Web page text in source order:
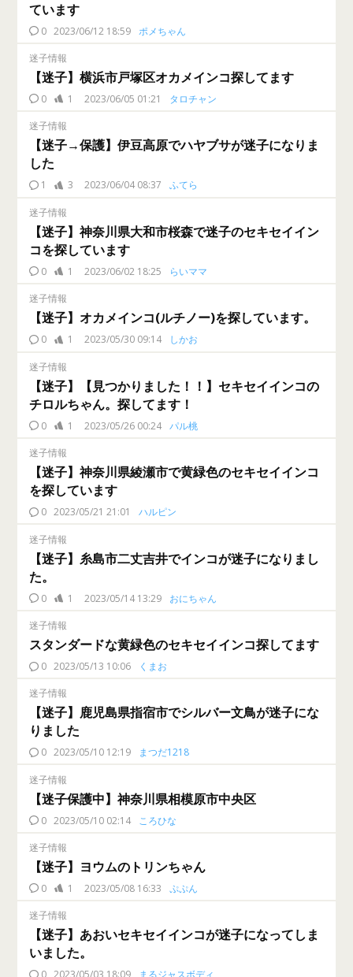
ています
0 2023/06/12 18:59 ポメちゃん
迷子情報
【迷子】横浜市戸塚区オカメインコ探してます
0 1 2023/06/05 01:21 タロチャン
迷子情報
【迷子→保護】伊豆高原でハヤブサが迷子になりま
した
1 3 2023/06/04 08:37 ふてら
迷子情報
【迷子】神奈川県大和市桜森で迷子のセキセイイン
コを探しています
0 1 2023/06/02 18:25 らいママ
迷子情報
【迷子】オカメインコ(ルチノー)を探しています。
0 1 2023/05/30 09:14 しかお
迷子情報
【迷子】【見つかりました！！】セキセイインコの
チロルちゃん。探してます！
0 1 2023/05/26 00:24 パル桃
迷子情報
【迷子】神奈川県綾瀬市で黄緑色のセキセイインコ
を探しています
0 2023/05/21 21:01 ハルピン
迷子情報
【迷子】糸島市二丈吉井でインコが迷子になりまし
た。
0 1 2023/05/14 13:29 おにちゃん
迷子情報
スタンダードな黄緑色のセキセイインコ探してます
0 2023/05/13 10:06 くまお
迷子情報
【迷子】鹿児島県指宿市でシルバー文鳥が迷子にな
りました
0 2023/05/10 12:19 まつだ1218
迷子情報
【迷子保護中】神奈川県相模原市中央区
0 2023/05/10 02:14 ころひな
迷子情報
【迷子】ヨウムのトリンちゃん
0 1 2023/05/08 16:33 ぷぷん
迷子情報
【迷子】あおいセキセイインコが迷子になってしま
いました。